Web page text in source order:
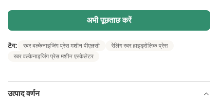
अभी पूछताछ करें
टैग: रबर वल्केनाइजिंग प्रेस मशीन पीएलसी
रेलिंग रबर हाइड्रोलिक प्रेस
रबर वल्केनाइजिंग प्रेस मशीन एस्केलेटर
उत्पाद वर्णन